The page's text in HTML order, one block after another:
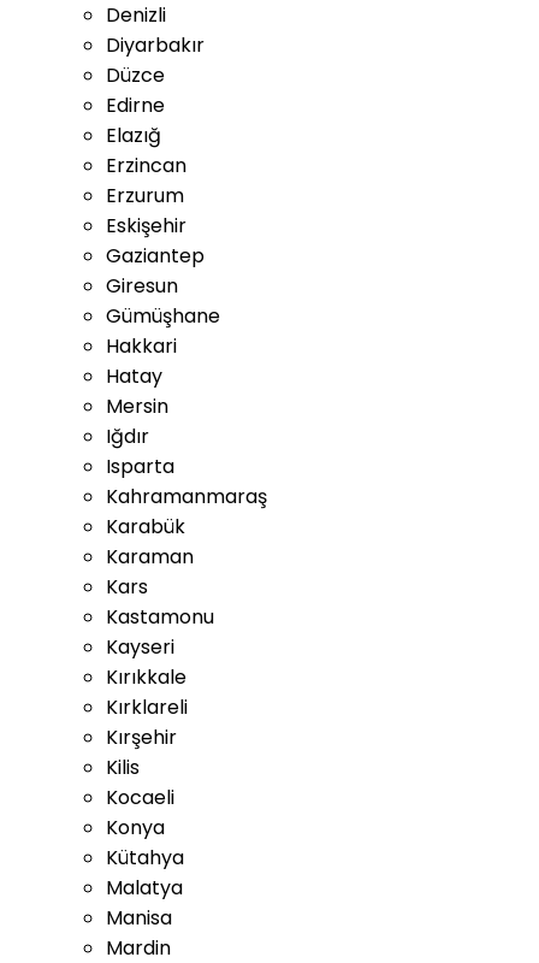
Denizli
Diyarbakır
Düzce
Edirne
Elazığ
Erzincan
Erzurum
Eskişehir
Gaziantep
Giresun
Gümüşhane
Hakkari
Hatay
Mersin
Iğdır
Isparta
Kahramanmaraş
Karabük
Karaman
Kars
Kastamonu
Kayseri
Kırıkkale
Kırklareli
Kırşehir
Kilis
Kocaeli
Konya
Kütahya
Malatya
Manisa
Mardin